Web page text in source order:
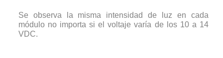
Se observa la misma intensidad de luz en cada
módulo no importa si el voltaje varía de los 10 a 14
VDC.